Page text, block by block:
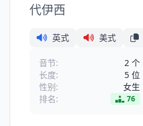
代伊西
英式 美式
音节:
2 个
长度:
5 位
性别:
女生
排名:
76